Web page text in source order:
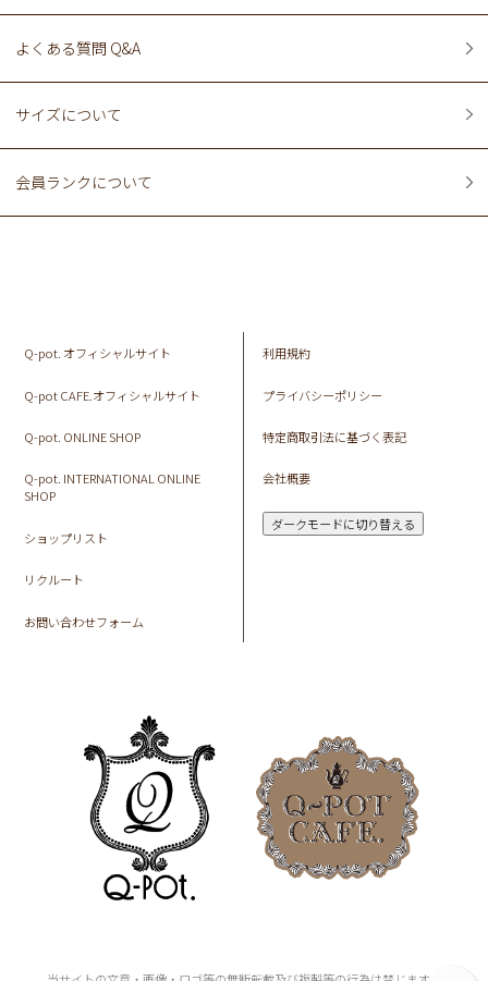
よくある質問 Q&A
サイズについて
会員ランクについて
Q-pot. オフィシャルサイト
Q-pot CAFE.オフィシャルサイト
Q-pot. ONLINE SHOP
Q-pot. INTERNATIONAL ONLINE
SHOP
ショップリスト
リクルート
お問い合わせフォーム
利用規約
プライバシーポリシー
特定商取引法に基づく表記
会社概要
ダークモードに切り替える